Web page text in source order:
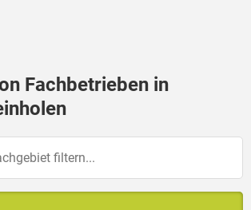
Fachbetrieben in